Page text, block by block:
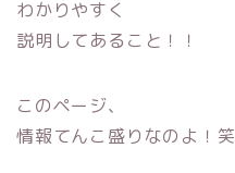
わかりやすく
説明してあること！！
このページ、
情報てんこ盛りなのよ！笑